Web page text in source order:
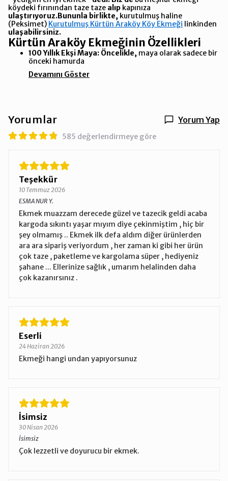
köydeki fırınından taze taze alıp kapınıza
ulaştırıyoruz.Bununla birlikte, kurutulmuş haline
(Peksimet) Kurutulmuş Kürtün Araköy Köy Ekmeği linkinden
ulaşabilirsiniz.
Kürtün Araköy Ekmeğinin Özellikleri
100 Yıllık Ekşi Maya: Öncelikle, maya olarak sadece bir
önceki hamurda
Devamını Göster
Yorumlar Yorum Yap
585 değerlendirmeye göre
Teşekkür
10 Temmuz 2026
ESMA NUR Y.
Ekmek muazzam derecede güzel ve tazecik geldi acaba
kargoda sıkıntı yaşar mıyım diye çekinmiştim , hiç bir
şey olmamış .. Ekmek ilk defa aldım diğer ürünlerden
ara ara sipariş veriyordum , her zaman ki gibi her ürün
çok taze , paketleme ve kargolama süper , hediyeniz
şahane ... Ellerinize sağlık , umarım helalinden daha
çok kazanırsınız .
Eserli
24 Haziran 2026
Ekmeği hangi undan yapıyorsunuz
İsimsiz
30 Nisan 2026
İsimsiz
Çok lezzetli ve doyurucu bir ekmek.